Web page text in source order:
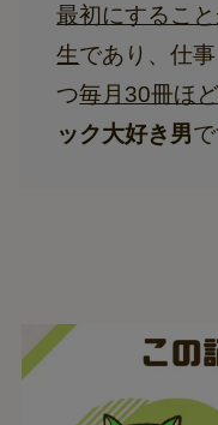
最初にするこ
生であり、仕
つ毎月30冊ほ
ック大好き男で